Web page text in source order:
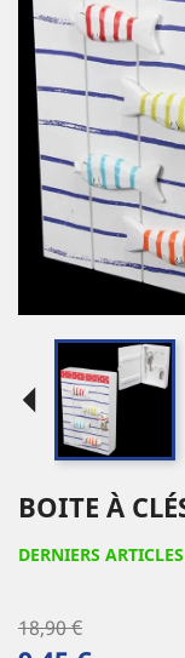
arrow_left
BOITE À
DERNIERS
18,90 €